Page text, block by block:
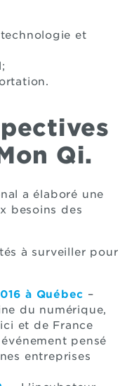
et
Qi.
a élaboré une
besoins des
à surveiller pour
à Québec –
du numérique,
et de France
pensé
entreprises